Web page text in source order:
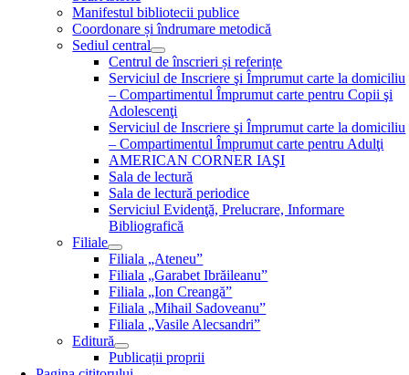
Manifestul bibliotecii publice
Coordonare și îndrumare metodică
Sediul central
Centrul de înscrieri și referințe
Serviciul de Inscriere şi Împrumut carte la domiciliu
– Compartimentul Împrumut carte pentru Copii şi
Adolescenţi
Serviciul de Inscriere şi Împrumut carte la domiciliu
– Compartimentul Împrumut carte pentru Adulţi
AMERICAN CORNER IAŞI
Sala de lectură
Sala de lectură periodice
Serviciul Evidenţă, Prelucrare, Informare
Bibliografică
Filiale
Filiala „Ateneu”
Filiala „Garabet Ibrăileanu”
Filiala „Ion Creangă”
Filiala „Mihail Sadoveanu”
Filiala „Vasile Alecsandri”
Editură
Publicații proprii